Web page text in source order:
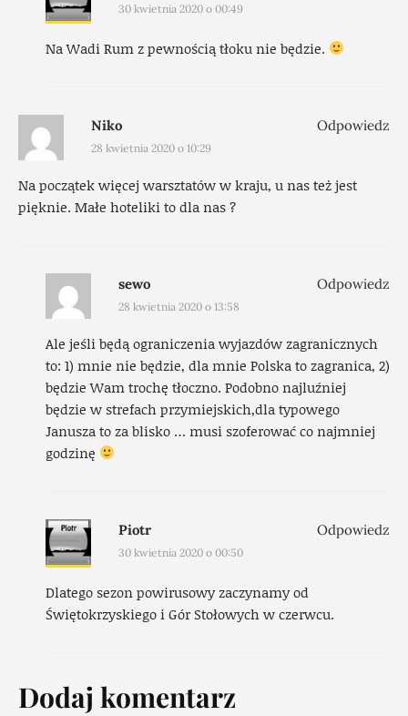
30 kwietnia 2020 o 00:49
Na Wadi Rum z pewnością tłoku nie będzie.
Niko
28 kwietnia 2020 o 10:29
Na początek więcej warsztatów w kraju, u nas też jest
pięknie. Małe hoteliki to dla nas ?
Odpowiedz
sewo
28 kwietnia 2020 o 13:58
Ale jeśli będą ograniczenia wyjazdów zagranicznych
to: 1) mnie nie będzie, dla mnie Polska to zagranica, 2)
będzie Wam trochę tłoczno. Podobno najluźniej
będzie w strefach przymiejskich,dla typowego
Janusza to za blisko … musi szoferować co najmniej
godzinę
Odpowiedz
Piotr
30 kwietnia 2020 o 00:50
Dlatego sezon powirusowy zaczynamy od
Świętokrzyskiego i Gór Stołowych w czerwcu.
Odpowiedz
Dodaj komentarz